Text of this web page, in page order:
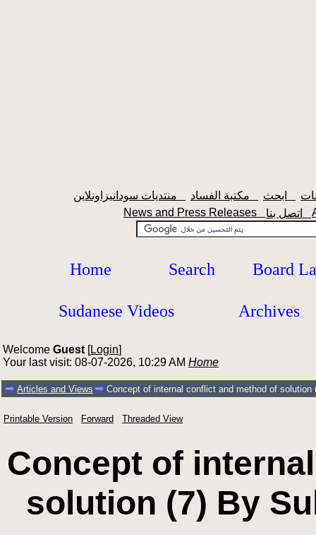
News and Press Releases
Home Search Board
Sudanese Videos Archives
Welcome Guest [Login]
Your last visit: 08-07-2026, 10:29 AM Home
Articles and Views Concept of internal conflict and method of solution
Printable Version Forward Threaded View
Concept of
solution (7) By